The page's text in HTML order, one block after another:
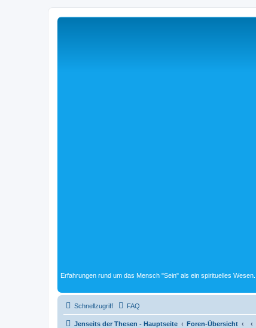
Erfahrungen rund um das Mensch "Sein" als ein spirituelles Wesen...
Schnellzugriff FAQ
Jenseits der Thesen - Hauptseite Foren-Übersicht